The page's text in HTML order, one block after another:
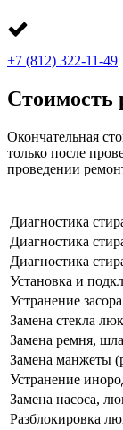
+7 (812) 322-11-49
Стоимость
Окончательная
только после
проведении
Диагностика
Диагностика
Диагностика
Установка и
Устранение
Замена стекла
Замена ремня,
Замена манжеты
Устранение
Замена насоса,
Разблокировка